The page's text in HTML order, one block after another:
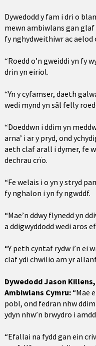
Dywedodd y fam i dri o
mewn ambiwlans gan glaf
fy nghydweithiwr ac aelod
“Roedd o’n gweiddi yn fy
drin yn eiriol.
“Yn y cyfamser, daeth
wedi mynd yn sâl felly
“Doeddwn i ddim yn
arna’ i ar y pryd, ond
aeth claf arall i dymer, fe
dechrau crïo.
“Fe welais i o yn y stryd
fy nghalon i yn fy ngwddf.
“Mae’n ddwy flynedd yn
a ddigwyddodd wedi aros
“Y peth cyntaf rydw i’n ei
claf ydi chwilio am yr
Dywedodd Jason
Ambiwlans Cymru:“Mae
pobl, ond fedran nhw
ydyn nhw’n brwydro i
“Efallai na fydd gan ein